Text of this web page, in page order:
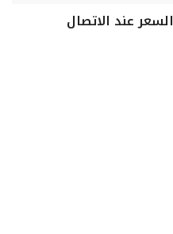
السعر عند الاتصال